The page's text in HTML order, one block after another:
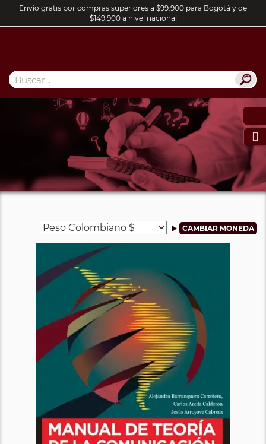
Envío gratis por compras superiores a $99.900 para Bogotá y de
$149.900 a nivel nacional
